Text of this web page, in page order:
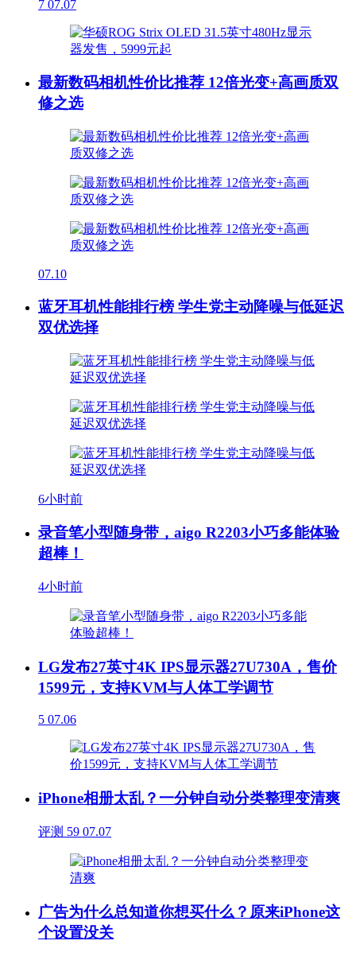
7 07.07
最新数码相机性价比推荐 12倍光变+高画质双
修之选
07.10
蓝牙耳机性能排行榜 学生党主动降噪与低延迟
双优选择
6小时前
录音笔小型随身带，aigo R2203小巧多能体验
超棒！
4小时前
LG发布27英寸4K IPS显示器27U730A，售价
1599元，支持KVM与人体工学调节
5 07.06
iPhone相册太乱？一分钟自动分类整理变清爽
评测 59 07.07
广告为什么总知道你想买什么？原来iPhone这
个设置没关